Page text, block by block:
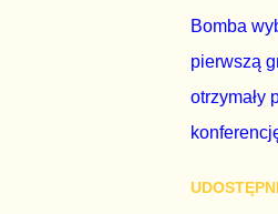
Bomba
pierwszą
otrzymały